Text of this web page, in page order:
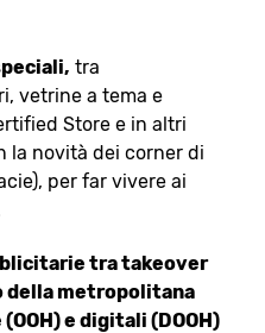
tra
vetrine a tema e
Store e in altri
la novità dei corner di
per far vivere ai
tra takeover
della metropolitana
e digitali (DOOH)